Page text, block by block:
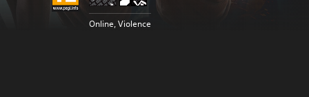
Online, Violence